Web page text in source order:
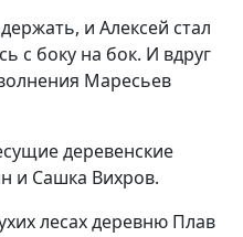
и Алексей стал
с боку на бок. И вдруг
Маресьев
деревенские
и Сашка Вихров.
лесах деревню Плав